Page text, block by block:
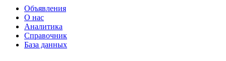
Объявления
О нас
Аналитика
Справочник
База данных